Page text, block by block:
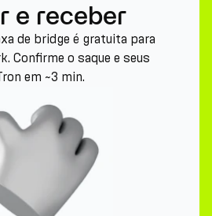
e receber
de bridge é gratuita para
Confirme o saque e seus
em ~3 min.